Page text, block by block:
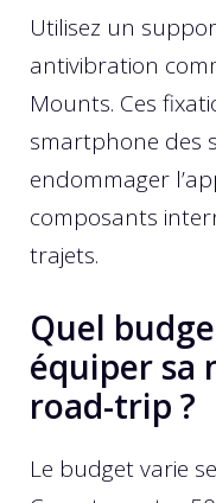
Utilisez un
antivibration
Mounts. Ces
smartphone des
endommager
composants
trajets.
Quel
équiper sa
road-trip ?
Le budget varie